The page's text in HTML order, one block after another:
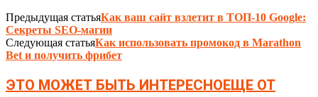
Предыдущая статьяКак ваш сайт взлетит в ТОП-10 Google:
Секреты SEO-магии
Следующая статьяКак использовать промокод в Marathon
Bet и получить фрибет
ЭТО МОЖЕТ БЫТЬ ИНТЕРЕСНОЕЩЕ ОТ